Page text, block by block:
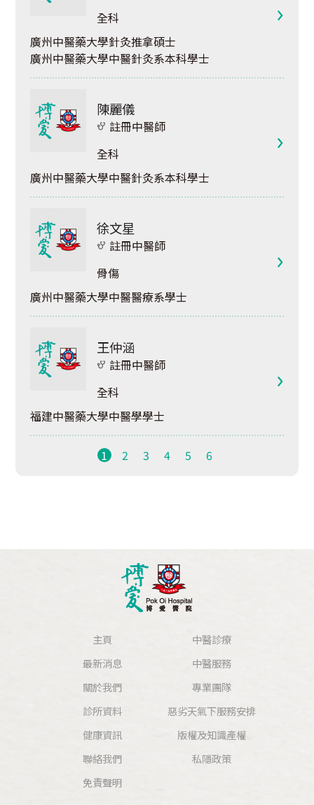
全科
廣州中醫藥大學針灸推拿碩士
廣州中醫藥大學中醫針灸系本科學士
陳麗儀
註冊中醫師
全科
廣州中醫藥大學中醫針灸系本科學士
徐文星
註冊中醫師
骨傷
廣州中醫藥大學中醫醫療系學士
王仲涵
註冊中醫師
全科
福建中醫藥大學中醫學學士
1 2 3 4 5 6
主頁
最新消息
關於我們
中醫診療
中醫服務
專業團隊
診所資料
健康資訊
聯絡我們
惡劣天氣下服務安排
版權及知識產權
私隱政策
免責聲明